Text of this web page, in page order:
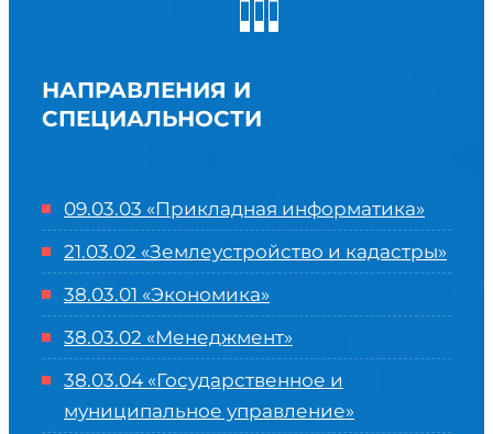
НАПРАВЛЕНИЯ И
СПЕЦИАЛЬНОСТИ
09.03.03 «Прикладная информатика»
21.03.02 «Землеустройство и кадастры»
38.03.01 «Экономика»
38.03.02 «Менеджмент»
38.03.04 «Государственное и
муниципальное управление»